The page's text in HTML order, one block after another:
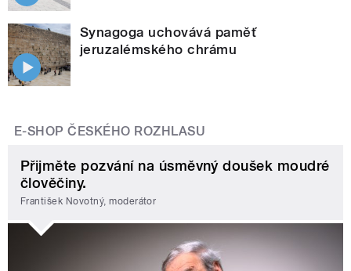
Synagoga uchovává paměť
jeruzalémského chrámu
E-SHOP ČESKÉHO ROZHLASU
Přijměte pozvání na úsměvný doušek moudré
člověčiny.
František Novotný, moderátor